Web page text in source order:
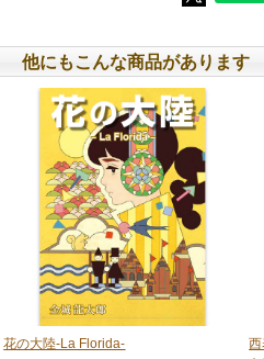
他にもこんな商品があります
花の大陸-La Florida-